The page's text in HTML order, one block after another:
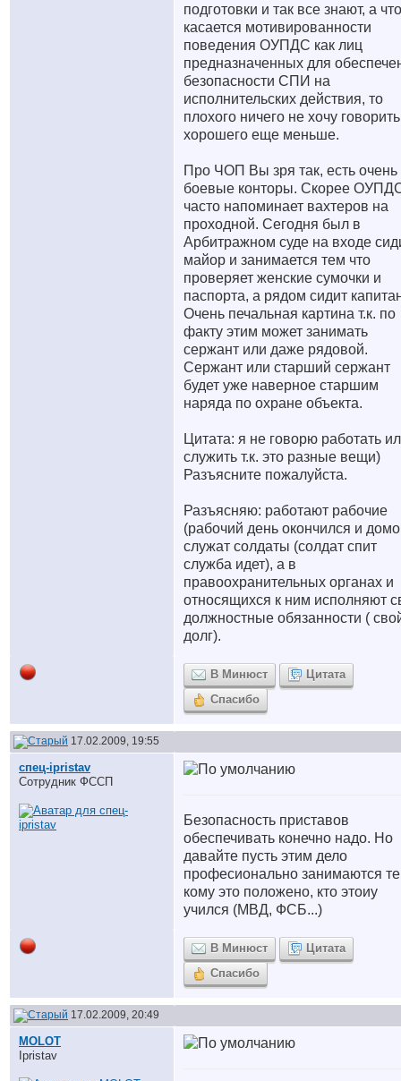
подготовки и так все знают, а что
касается мотивированности
поведения ОУПДС как лиц
предназначенных для
безопасности СПИ на
исполнительских действия, то
плохого ничего не хочу
хорошего еще меньше.
Про ЧОП Вы зря так, есть очень
боевые конторы. Скорее
часто напоминает вахтеров на
проходной. Сегодня был в
Арбитражном суде на входе
майор и занимается тем что
проверяет женские сумочки и
паспорта, а рядом сидит
Очень печальная картина т.к. по
факту этим может занимать
сержант или даже рядовой.
Сержант или старший сержант
будет уже наверное старшим
наряда по охране объекта.
Цитата: я не говорю работать
служить т.к. это разные вещи)
Разъясните пожалуйста.
Разъясняю: работают рабочие
(рабочий день окончился и
служат солдаты (солдат спит
служба идет), а в
правоохранительных органах и
относящихся к ним исполняют
должностные обязанности (
долг).
В Минюст
Цитата
Спасибо
17.02.2009, 19:55
спец-ipristav
Сотрудник ФССП
Безопасность приставов
обеспечивать конечно надо. Но
давайте пусть этим дело
професионально занимаются те
кому это положено, кто этоиу
учился (МВД, ФСБ...)
В Минюст
Цитата
Спасибо
17.02.2009, 20:49
MOLOT
Ipristav